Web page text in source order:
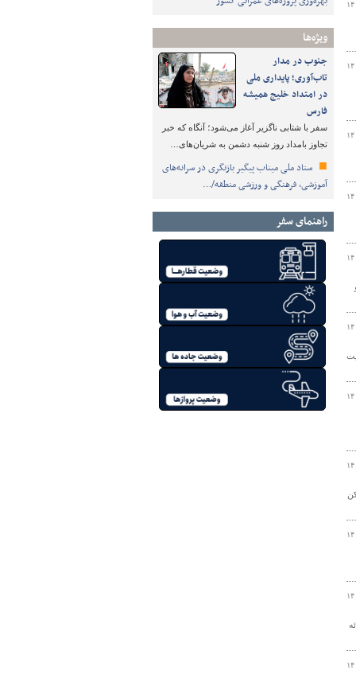
ویژه‌ها
جنوب در مدار
تاب‌آوری؛ پایداری ملی
در امتداد خلیج همیشه
فارس
سفر با شتابی ناگزیر آغاز می‌شود؛ آنگاه که خبر
تجاوز بامداد روز شنبه دشمن به شریان‌های…
ستاد ملی میناب پیگیر بازنگری در سرانه‌های
آموزشی، فرهنگی و ورزشی منطقه/…
راهنمای سفر